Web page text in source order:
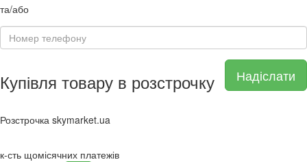
та/або
Надіслати
Купівля товару в розстрочку
Розстрочка skymarket.ua
к-сть щомісячних платежів